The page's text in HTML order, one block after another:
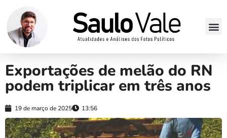
Exportações de melão do RN
podem triplicar em três anos
19 de março de 2025 13:56